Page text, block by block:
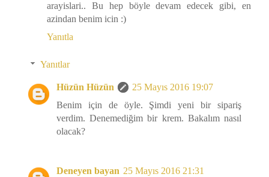
arayislari.. Bu hep böyle devam edecek gibi, en
azindan benim icin :)
Yanıtla
Yanıtlar
Hüzün Hüzün
25 Mayıs 2016 19:07
Benim için de öyle. Şimdi yeni bir sipariş
verdim. Denemediğim bir krem. Bakalım nasıl
olacak?
Deneyen bayan 25 Mayıs 2016 21:31